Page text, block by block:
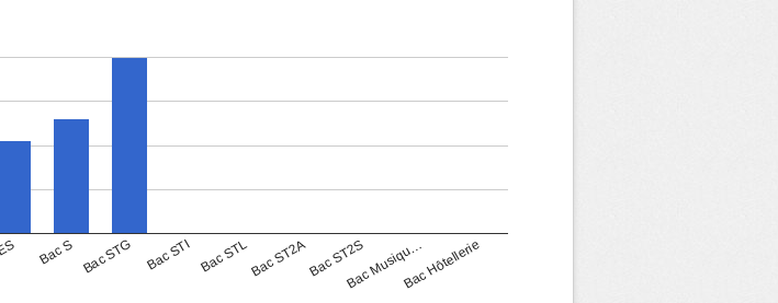
Bac S Bac STG Bac STI Bac STLBac ST2ABac ST2SBac Musiqu…Bac Hôtellerie